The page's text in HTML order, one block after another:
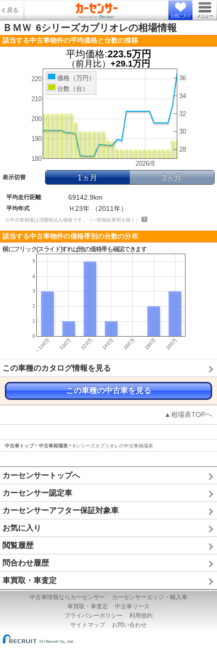
戻る
お気に入り メニュー
ＢＭＷ 6シリーズカブリオレの相場情報
該当する中古車物件の平均価格と台数の推移
平均価格:223.5万円
（前月比） +29.1万円
2026/8
180
190
200
210
220
28
30
32
34
36
価格（万円）
台数（台）
表示切替 1ヵ月 3ヵ月
平均走行距離 69142.9km
平均年式 Ｈ23年 （2011年）
※中古車相場は消費税込み価格です。（一部福祉車両を除く）
該当する中古車物件の価格帯別の台数の分布
横にフリック(スライド)すれば他の価格帯も確認できます
この車種のカタログ情報を見る
この車種の中古車を見る
▲相場表TOPへ
中古車トップ 中古車相場表 6シリーズカブリオレの中古車相場表
カーセンサートップへ
カーセンサー認定車
カーセンサーアフター保証対象車
お気に入り
閲覧履歴
問合わせ履歴
車買取・車査定
中古車情報ならカーセンサー
カーセンサーエッジ・輸入車
車買取・車査定
中古車リース
プライバシーポリシー
利用規約
サイトマップ
お問い合わせ